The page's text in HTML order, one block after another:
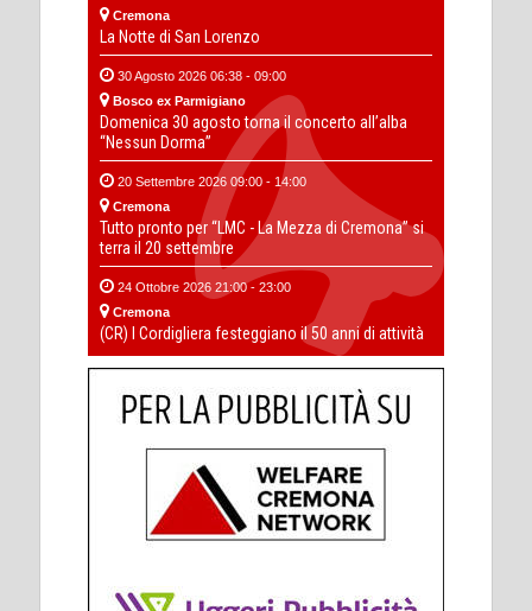
Cremona
La Notte di San Lorenzo
30 Agosto 2026 06:38 - 09:00
Bosco ex Parmigiano
Domenica 30 agosto torna il concerto all’alba
“Nessun Dorma”
20 Settembre 2026 09:00 - 14:00
Cremona
Tutto pronto per “LMC - La Mezza di Cremona” si
terra il 20 settembre
24 Ottobre 2026 21:00 - 23:00
Cremona
(CR) I Cordigliera festeggiano il 50 anni di attività